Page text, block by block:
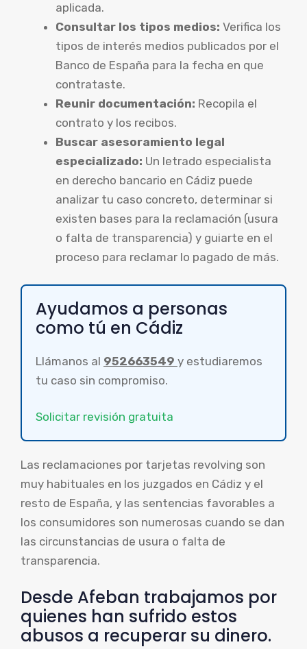
aplicada.
Consultar los tipos medios: Verifica los
tipos de interés medios publicados por el
Banco de España para la fecha en que
contrataste.
Reunir documentación: Recopila el
contrato y los recibos.
Buscar asesoramiento legal
especializado: Un letrado especialista
en derecho bancario en Cádiz puede
analizar tu caso concreto, determinar si
existen bases para la reclamación (usura
o falta de transparencia) y guiarte en el
proceso para reclamar lo pagado de más.
Ayudamos a personas
como tú en Cádiz
Llámanos al 952663549 y estudiaremos
tu caso sin compromiso.
Solicitar revisión gratuita
Las reclamaciones por tarjetas revolving son
muy habituales en los juzgados en Cádiz y el
resto de España, y las sentencias favorables a
los consumidores son numerosas cuando se dan
las circunstancias de usura o falta de
transparencia.
Desde Afeban trabajamos por
quienes han sufrido estos
abusos a recuperar su dinero.